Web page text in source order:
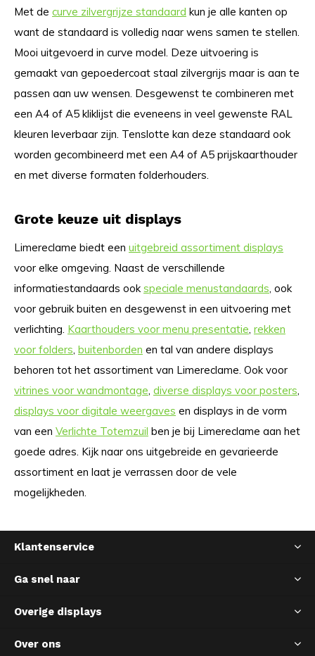
Met de curve zilvergrijze standaard kun je alle kanten op
want de standaard is volledig naar wens samen te stellen.
Mooi uitgevoerd in curve model. Deze uitvoering is
gemaakt van gepoedercoat staal zilvergrijs maar is aan te
passen aan uw wensen. Desgewenst te combineren met
een A4 of A5 kliklijst die eveneens in veel gewenste RAL
kleuren leverbaar zijn. Tenslotte kan deze standaard ook
worden gecombineerd met een A4 of A5 prijskaarthouder
en met diverse formaten folderhouders.
Grote keuze uit displays
Limereclame biedt een uitgebreid assortiment displays
voor elke omgeving. Naast de verschillende
informatiestandaards ookspeciale menustandaards, ook
voor gebruik buiten en desgewenst in een uitvoering met
verlichting. Kaarthouders voor menu presentatie, rekken
voor folders, buitenborden en tal van andere displays
behoren tot het assortiment van Limereclame. Ook voor
vitrines voor wandmontage, diverse displays voor posters,
displays voor digitale weergaves en displays in de vorm
van een Verlichte Totemzuil ben je bij Limereclame aan het
goede adres. Kijk naar ons uitgebreide en gevarieerde
assortiment en laat je verrassen door de vele
mogelijkheden.
Klantenservice
Ga snel naar
Overige displays
Over ons